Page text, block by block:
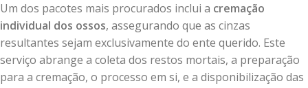
Um dos pacotes mais procurados inclui a cremação
individual dos ossos, assegurando que as cinzas
resultantes sejam exclusivamente do ente querido. Este
serviço abrange a coleta dos restos mortais, a preparação
para a cremação, o processo em si, e a disponibilização das